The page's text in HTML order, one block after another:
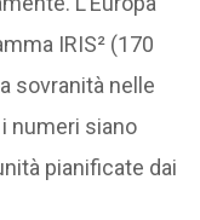
IRIS² (170
sovranità nelle
numeri siano
pianificate dai